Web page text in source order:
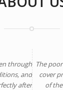
The
cover
of
through
and
after